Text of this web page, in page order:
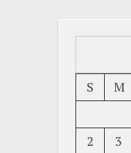
S
M
2
3